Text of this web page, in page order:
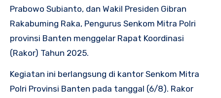
Prabowo Subianto, dan Wakil Presiden Gibran
Rakabuming Raka, Pengurus Senkom Mitra Polri
provinsi Banten menggelar Rapat Koordinasi
(Rakor) Tahun 2025.
Kegiatan ini berlangsung di kantor Senkom Mitra
Polri Provinsi Banten pada tanggal (6/8). Rakor